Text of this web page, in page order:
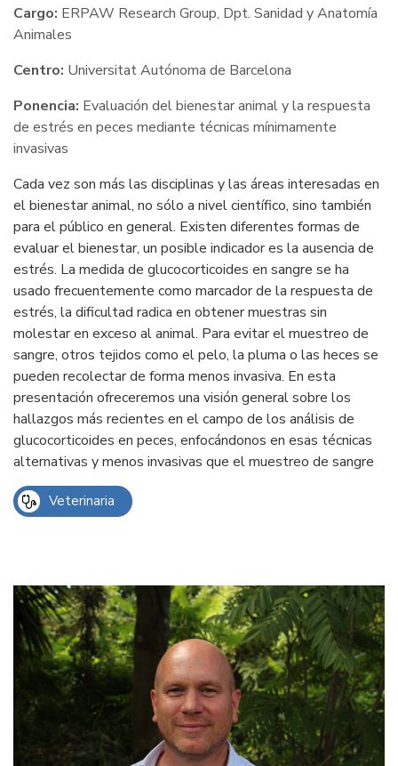
Cargo: ERPAW Research Group, Dpt. Sanidad y Anatomía
Animales
Centro: Universitat Autónoma de Barcelona
Ponencia: Evaluación del bienestar animal y la respuesta
de estrés en peces mediante técnicas mínimamente
invasivas
Cada vez son más las disciplinas y las áreas interesadas en
el bienestar animal, no sólo a nivel científico, sino también
para el público en general. Existen diferentes formas de
evaluar el bienestar, un posible indicador es la ausencia de
estrés. La medida de glucocorticoides en sangre se ha
usado frecuentemente como marcador de la respuesta de
estrés, la dificultad radica en obtener muestras sin
molestar en exceso al animal. Para evitar el muestreo de
sangre, otros tejidos como el pelo, la pluma o las heces se
pueden recolectar de forma menos invasiva. En esta
presentación ofreceremos una visión general sobre los
hallazgos más recientes en el campo de los análisis de
glucocorticoides en peces, enfocándonos en esas técnicas
alternativas y menos invasivas que el muestreo de sangre
Veterinaria